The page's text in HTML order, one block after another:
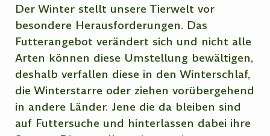
Der Winter stellt unsere Tierwelt vor
besondere Herausforderungen. Das
Futterangebot verändert sich und nicht alle
Arten können diese Umstellung bewältigen,
deshalb verfallen diese in den Winterschlaf,
die Winterstarre oder ziehen vorübergehend
in andere Länder. Jene die da bleiben sind
auf Futtersuche und hinterlassen dabei ihre